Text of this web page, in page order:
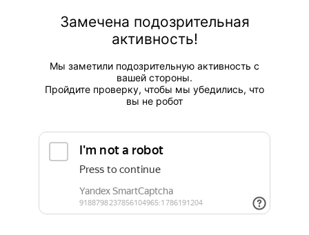
Замечена подозрительная
активность!
Мы заметили подозрительную активность с
вашей стороны.
Пройдите проверку, чтобы мы убедились, что
вы не робот